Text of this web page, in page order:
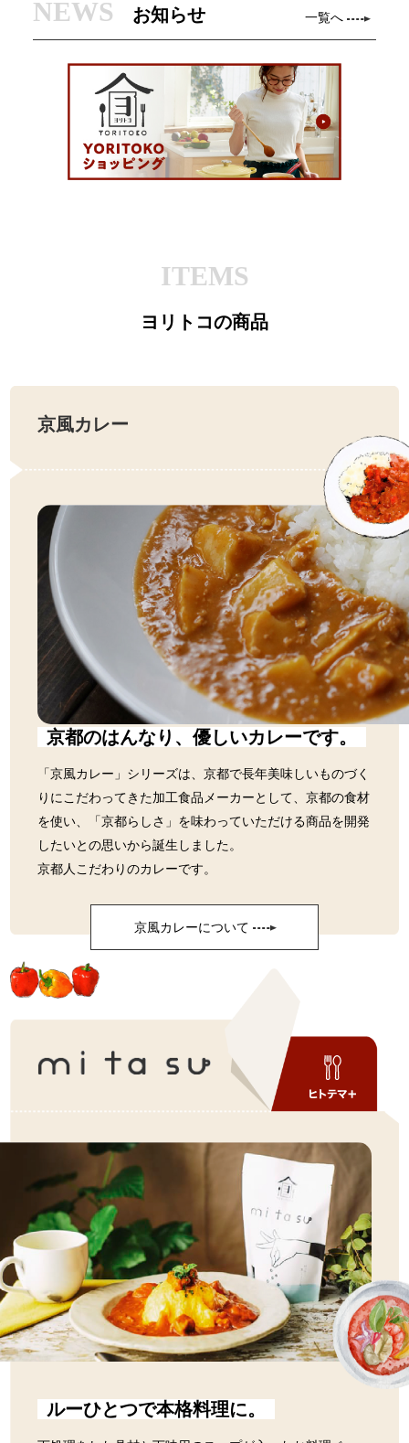
NEWS お知らせ 一覧へ
ITEMS
ヨリトコの商品
京風カレー
京都のはんなり、優しいカレーです。
「京風カレー」シリーズは、京都で長年美味しいものづく
りにこだわってきた加工食品メーカーとして、京都の食材
を使い、「京都らしさ」を味わっていただける商品を開発
したいとの思いから誕生しました。
京都人こだわりのカレーです。
京風カレーについて
ルーひとつで本格料理に。